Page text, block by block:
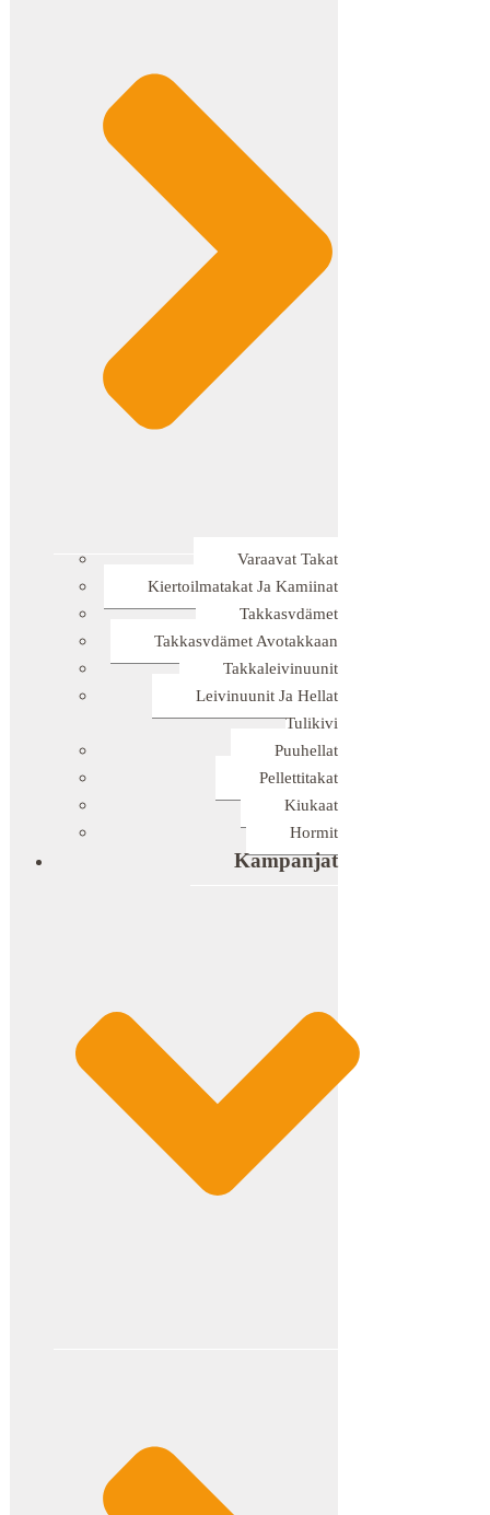
Varaavat Takat
Kiertoilmatakat Ja Kamiinat
Takkasydämet
Takkasydämet Avotakkaan
Takkaleivinuunit
Leivinuunit Ja Hellat
Tulikivi
Puuhellat
Pellettitakat
Kiukaat
Hormit
Kampanjat